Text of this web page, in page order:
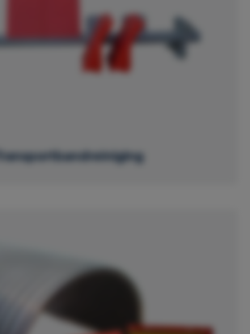
Transportbandreiniging